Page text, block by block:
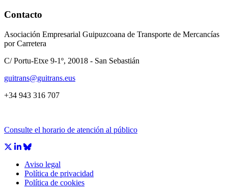
Contacto
Asociación Empresarial Guipuzcoana de Transporte de Mercancías
por Carretera
C/ Portu-Etxe 9-1º, 20018 - San Sebastián
guitrans@guitrans.eus
+34 943 316 707
Consulte el horario de atención al público
Aviso legal
Política de privacidad
Política de cookies
CÁMARA DE COMERCIO DE GIPUZKOA
COMISIÓN ASESORA DE MOVILIDAD DEL